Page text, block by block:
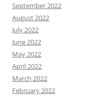
September 2022
August 2022
July 2022
June 2022
May 2022
April 2022
March 2022
February 2022